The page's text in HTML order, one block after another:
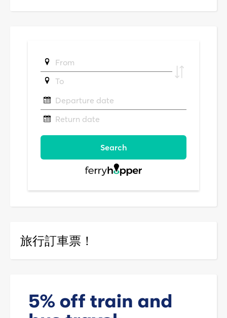
旅行訂車票！